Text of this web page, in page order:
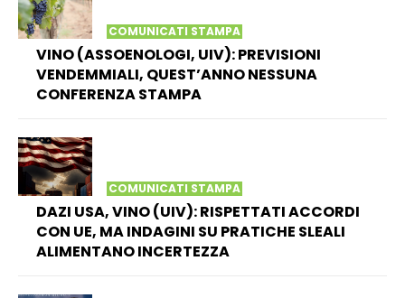
COMUNICATI STAMPA
VINO (ASSOENOLOGI, UIV): PREVISIONI
VENDEMMIALI, QUEST’ANNO NESSUNA
CONFERENZA STAMPA
COMUNICATI STAMPA
DAZI USA, VINO (UIV): RISPETTATI ACCORDI
CON UE, MA INDAGINI SU PRATICHE SLEALI
ALIMENTANO INCERTEZZA